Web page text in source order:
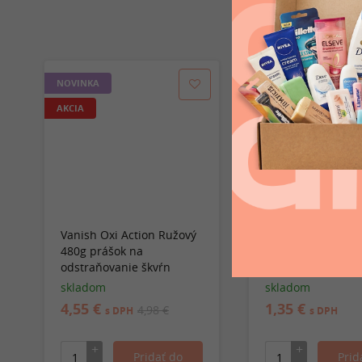
NOVINKA
AKCIA
Vanish Oxi Action Ružový
480g prášok na
odstraňovanie škvŕn
skladom
4,55 € s DPH 4,98 €
skladom
1,35 € s DPH